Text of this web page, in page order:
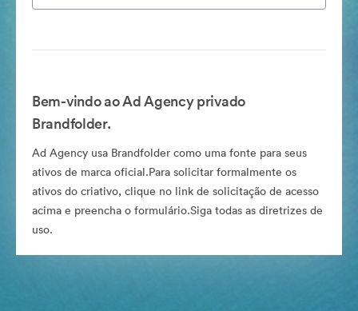
Bem-vindo ao Ad Agency privado
Brandfolder.
Ad Agency usa Brandfolder como uma fonte para seus
ativos de marca oficial.Para solicitar formalmente os
ativos do criativo, clique no link de solicitação de acesso
acima e preencha o formulário.Siga todas as diretrizes de
uso.